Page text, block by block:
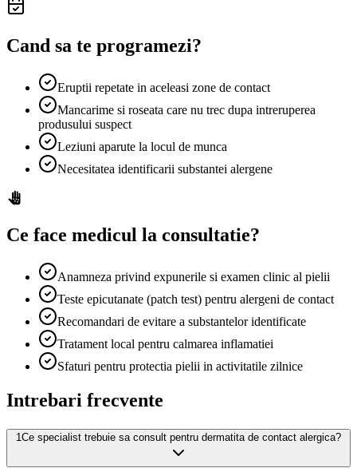
Cand sa te programezi?
Eruptii repetate in aceleasi zone de contact
Mancarime si roseata care nu trec dupa intreruperea
produsului suspect
Leziuni aparute la locul de munca
Necesitatea identificarii substantei alergene
Ce face medicul la consultatie?
Anamneza privind expunerile si examen clinic al pielii
Teste epicutanate (patch test) pentru alergeni de contact
Recomandari de evitare a substantelor identificate
Tratament local pentru calmarea inflamatiei
Sfaturi pentru protectia pielii in activitatile zilnice
Intrebari frecvente
1Ce specialist trebuie sa consult pentru dermatita de contact alergica?